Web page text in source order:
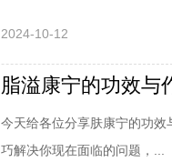
2024-10-12
脂溢康宁的功效与
今天给各位分享肤康宁的功
巧解决你现在面临的问题，...